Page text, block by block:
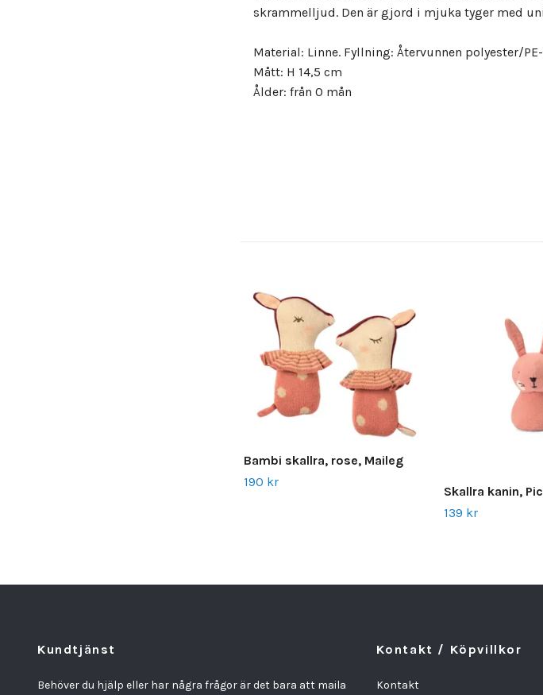
skrammelljud. Den är gjord i mjuka tyger med
Material: Linne. Fyllning: Återvunnen polyester/
Mått: H 14,5 cm
Ålder: från 0 mån
Bambi skallra, rose, Maileg
190 kr
Skallra kanin,
139 kr
Kundtjänst
Behöver du hjälp eller har några frågor är det bara att maila
Kontakt / Köpvillkor
Kontakt